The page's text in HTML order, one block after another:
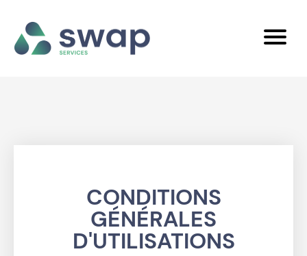
CONDITIONS
GÉNÉRALES
D'UTILISATIONS